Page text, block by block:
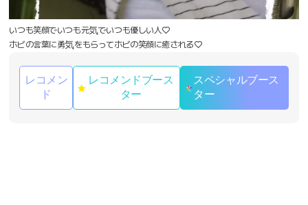
いつも笑顔でいつも元気でいつも優しい人♡
ホビの言葉に勇気をもらってホビの笑顔に癒される♡
レコメン
ド
レコメンドブース
ター
スペシャルブース
ター